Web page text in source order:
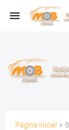
Página inicial